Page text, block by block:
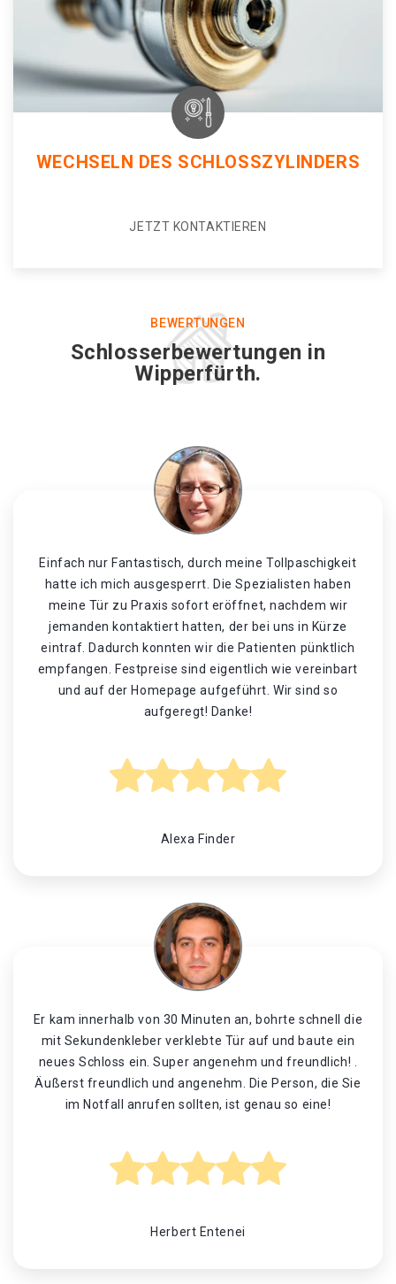
WECHSELN DES SCHLOSSZYLINDERS
JETZT KONTAKTIEREN
BEWERTUNGEN
Schlosserbewertungen in
Wipperfürth.
Einfach nur Fantastisch, durch meine Tollpaschigkeit
hatte ich mich ausgesperrt. Die Spezialisten haben
meine Tür zu Praxis sofort eröffnet, nachdem wir
jemanden kontaktiert hatten, der bei uns in Kürze
eintraf. Dadurch konnten wir die Patienten pünktlich
empfangen. Festpreise sind eigentlich wie vereinbart
und auf der Homepage aufgeführt. Wir sind so
aufgeregt! Danke!
Alexa Finder
Er kam innerhalb von 30 Minuten an, bohrte schnell die
mit Sekundenkleber verklebte Tür auf und baute ein
neues Schloss ein. Super angenehm und freundlich! .
Äußerst freundlich und angenehm. Die Person, die Sie
im Notfall anrufen sollten, ist genau so eine!
Herbert Entenei